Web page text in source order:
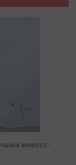
инвест-